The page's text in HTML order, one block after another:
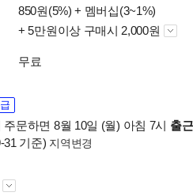
850원(5%) + 멤버십(3~1%)
+ 5만원이상 구매시 2,000원
무료
문하면 8월 10일 (월) 아침 7시 출
31 기준) 지역변경